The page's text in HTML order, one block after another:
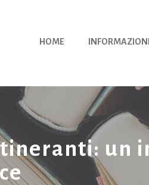
HOME INFORMAZIONI
un